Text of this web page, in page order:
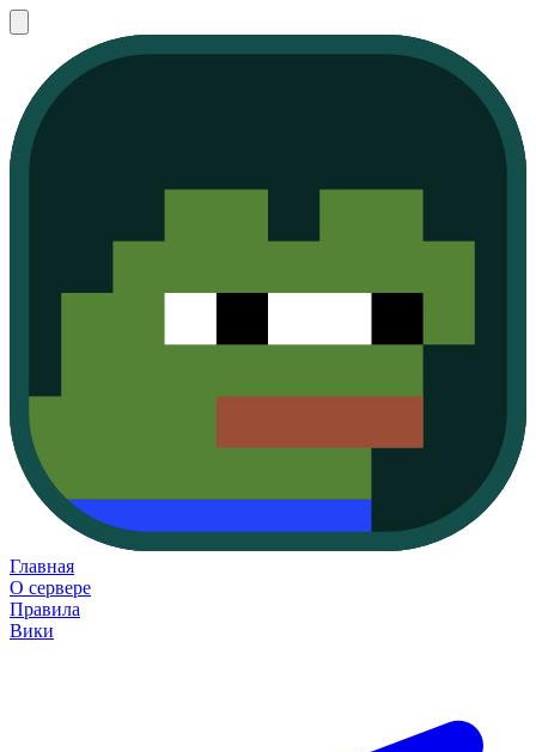
Главная
О сервере
Правила
Вики